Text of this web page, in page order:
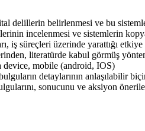
delillerin belirlenmesi ve bu
incelenmesi ve sistemlerin
iş süreçleri üzerinde yarattığı
literatürde kabul görmüş
mobile (android, IOS)
detaylarının anlaşılabilir
sonucunu ve aksiyon